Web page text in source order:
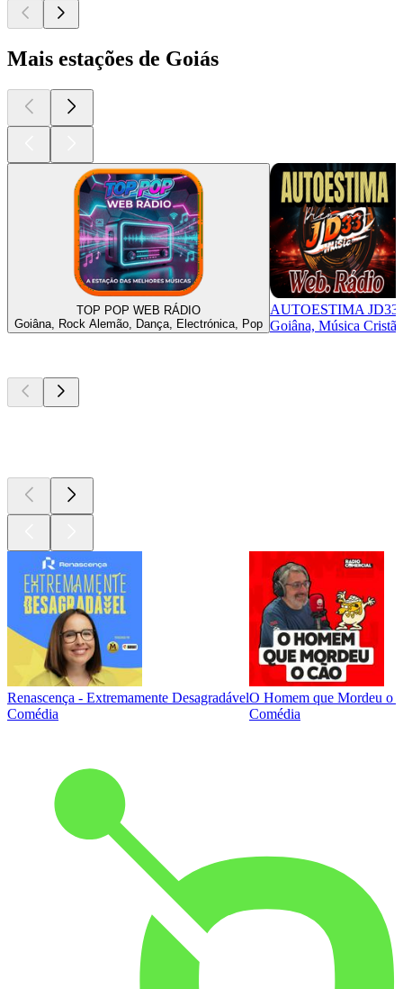
Mais estações de Goiás
TOP POP WEB RÁDIO
Goiâna, Rock Alemão, Dança, Electrónica, Pop
AUTOESTIMA JD33
Goiâna, Música Cristã
Renascença - Extremamente Desagradável
Comédia
O Homem que Mordeu o
Comédia